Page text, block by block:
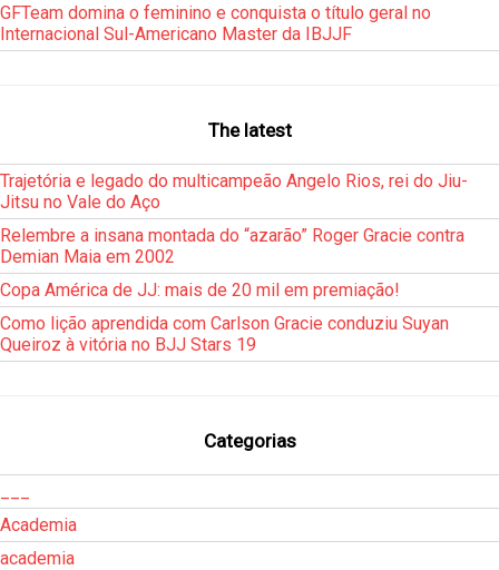
GFTeam domina o feminino e conquista o título geral no
Internacional Sul-Americano Master da IBJJF
The latest
Trajetória e legado do multicampeão Angelo Rios, rei do Jiu-
Jitsu no Vale do Aço
Relembre a insana montada do “azarão” Roger Gracie contra
Demian Maia em 2002
Copa América de JJ: mais de 20 mil em premiação!
Como lição aprendida com Carlson Gracie conduziu Suyan
Queiroz à vitória no BJJ Stars 19
Categorias
Academia
academia